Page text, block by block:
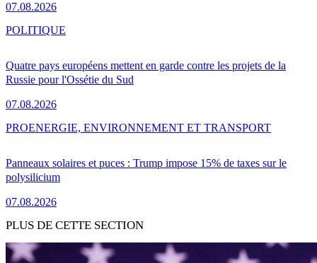
07.08.2026
Quatre pays européens mettent en garde contre les projets de la
Russie pour l'Ossétie du Sud
07.08.2026
POLITIQUE
Panneaux solaires et puces : Trump impose 15% de taxes sur le
polysilicium
07.08.2026
PROENERGIE, ENVIRONNEMENT ET TRANSPORT
PLUS DE CETTE SECTION